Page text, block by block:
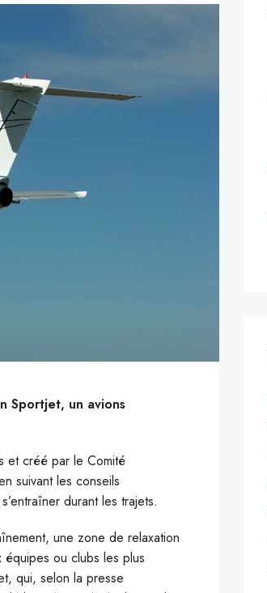
Sportjet, un avions
et créé par le Comité
suivant les conseils
durant les trajets.
une zone de relaxation
ou clubs les plus
qui, selon la presse